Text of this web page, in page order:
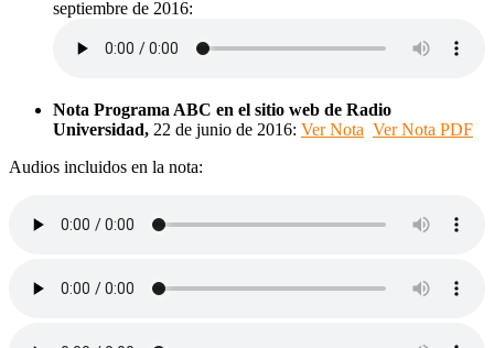
septiembre de 2016:
Nota Programa ABC en el sitio web de Radio
Universidad, 22 de junio de 2016: Ver Nota Ver Nota PDF
Audios incluidos en la nota: